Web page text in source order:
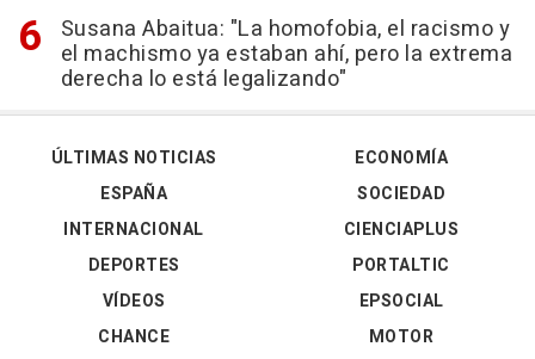
Susana Abaitua: "La homofobia, el racismo y
el machismo ya estaban ahí, pero la extrema
derecha lo está legalizando"
ÚLTIMAS NOTICIAS
ESPAÑA
INTERNACIONAL
DEPORTES
VÍDEOS
ECONOMÍA
SOCIEDAD
CIENCIAPLUS
PORTALTIC
EPSOCIAL
CHANCE
MOTOR